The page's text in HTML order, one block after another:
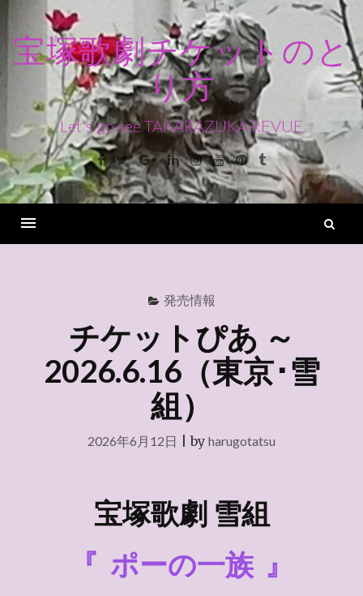
ン
ス
キ
ッ
宝塚歌劇チケットのと
り方
Let's go see TAKARAZUKA REVUE
Facebook
TwitterGoogle+LinkedinInstagram
YoutubePinterest
Tumblr
発売情報
チケットぴあ ～
2026.6.16（東京･雪
組）
2026年6月12日 |by harugotatsu
宝塚歌劇 雪組
『 ポーの一族 』